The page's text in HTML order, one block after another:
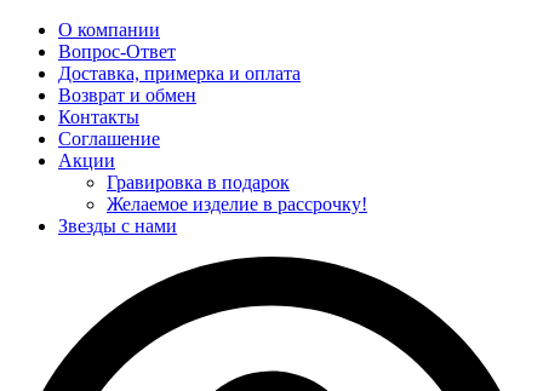
О компании
Вопрос-Ответ
Доставка, примерка и оплата
Возврат и обмен
Контакты
Соглашение
Акции
Гравировка в подарок
Желаемое изделие в рассрочку!
Звезды с нами